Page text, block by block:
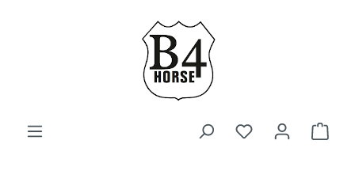
Zum Hauptinhalt springen
Du hast 0